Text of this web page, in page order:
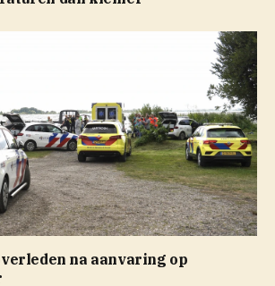
na aanvaring op